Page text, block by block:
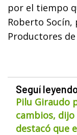
por el tiempo
Roberto Socín,
Productores de
Seguí
Pilu Giraudo
cambios,
destacó que